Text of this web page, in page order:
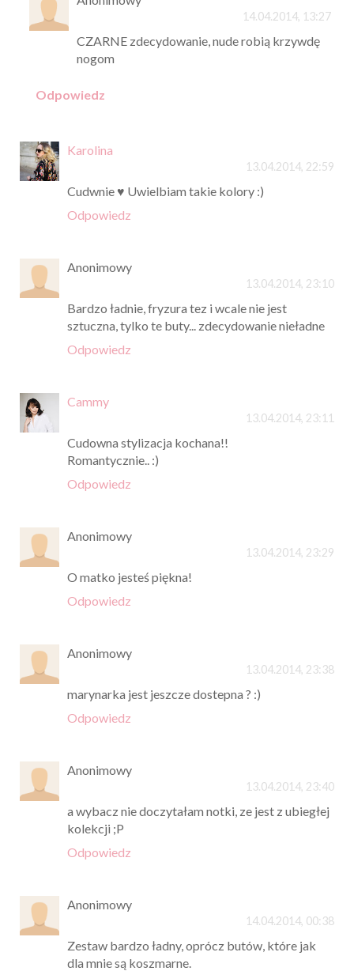
14.04.2014, 13:27
CZARNE zdecydowanie, nude robią krzywdę
nogom
Odpowiedz
Karolina
13.04.2014, 22:59
Cudwnie ♥ Uwielbiam takie kolory :)
Odpowiedz
Anonimowy
13.04.2014, 23:10
Bardzo ładnie, fryzura tez i wcale nie jest
sztuczna, tylko te buty... zdecydowanie nieładne
Odpowiedz
Cammy
13.04.2014, 23:11
Cudowna stylizacja kochana!!
Romantycznie.. :)
Odpowiedz
Anonimowy
13.04.2014, 23:29
O matko jesteś piękna!
Odpowiedz
Anonimowy
13.04.2014, 23:38
marynarka jest jeszcze dostepna ? :)
Odpowiedz
Anonimowy
13.04.2014, 23:40
a wybacz nie doczytałam notki, ze jest z ubiegłej
kolekcji ;P
Odpowiedz
Anonimowy
14.04.2014, 00:38
Zestaw bardzo ładny, oprócz butów, które jak
dla mnie są koszmarne.